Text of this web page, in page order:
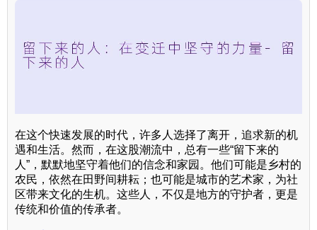
在这个快速发展的时代，许多人选择了离开，追求新的机
遇和生活。然而，在这股潮流中，总有一些“留下来的
人”，默默地坚守着他们的信念和家园。他们可能是乡村的
农民，依然在田野间耕耘；也可能是城市的艺术家，为社
区带来文化的生机。这些人，不仅是地方的守护者，更是
传统和价值的传承者。